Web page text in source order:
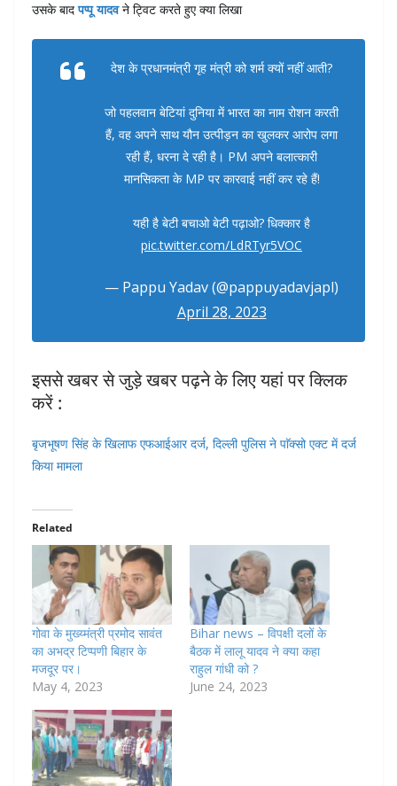
उसके बादपप्पू यादव ने ट्विट करते हुए क्या लिखा
देश के प्रधानमंत्री गृह मंत्री को शर्म क्यों नहीं आती?
जो पहलवान बेटियां दुनिया में भारत का नाम रोशन करती
हैं, वह अपने साथ यौन उत्पीड़न का खुलकर आरोप लगा
रही हैं, धरना दे रही है। PM अपने बलात्कारी
मानसिकता के MP पर कारवाई नहीं कर रहे हैं!
यही है बेटी बचाओ बेटी पढ़ाओ? धिक्कार है
pic.twitter.com/LdRTyr5VOC
— Pappu Yadav (@pappuyadavjapl)
April 28, 2023
इससे खबर से जुड़े खबर पढ़ने के लिए यहां पर क्लिक
करें :
बृजभूषण सिंह के खिलाफ एफआईआर दर्ज, दिल्ली पुलिस ने पाॅक्सो एक्ट में दर्ज
किया मामला
Related
गोवा के मुख्य्मंत्री प्रमोद सावंत
का अभद्र टिप्पणी बिहार के
मजदूर पर।
May 4, 2023
Bihar news – विपक्षी दलों के
बैठक में लालू यादव ने क्या कहा
राहुल गांधी को ?
June 24, 2023